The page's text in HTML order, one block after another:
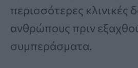
περισσότερες κλινικές
ανθρώπους πριν
συμπεράσματα.